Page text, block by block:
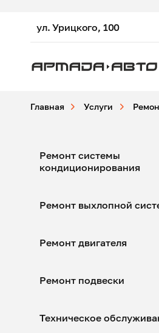
ул. Урицкого, 100
Главная Услуги
Ремонт системы
кондиционирования
Ремонт выхлопной
Ремонт двигателя
Ремонт подвески
Техническое